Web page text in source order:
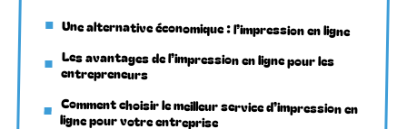
Une alternative économique : l’impression en ligne
Les avantages de l’impression en ligne pour les
entrepreneurs
Comment choisir le meilleur service d’impression en
ligne pour votre entreprise